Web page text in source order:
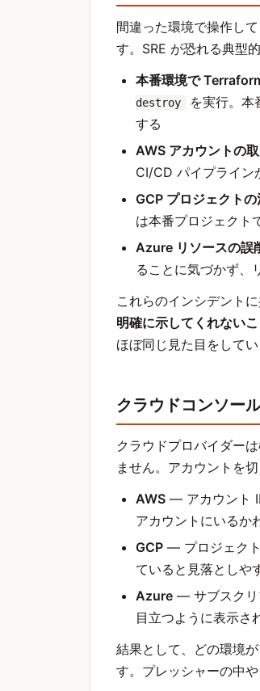
間違った環境で操作し
す。SRE が恐れる典型
本番環境で
destroy
を実行。本
する
AWS アカウントの
CI/CD パイプライン
GCP プロジェクトの
は本番プロジェクト
Azure リソースの誤
ることに気づかず、
これらのインシデント
明確に示してくれないこ
ほぼ同じ見た目をしてい
クラウドコンソー
クラウドプロバイダー
ません。アカウントを
AWS — アカウント
アカウントにいるか
GCP — プロジェク
ていると見落としや
Azure — サブスクリ
目立つように表示さ
結果として、どの環境
す。プレッシャーの中